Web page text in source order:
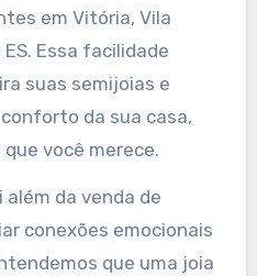
em Vitória, Vila
Essa facilidade
suas semijoias e
da sua casa,
você merece.
além da venda de
conexões emocionais
que uma joia